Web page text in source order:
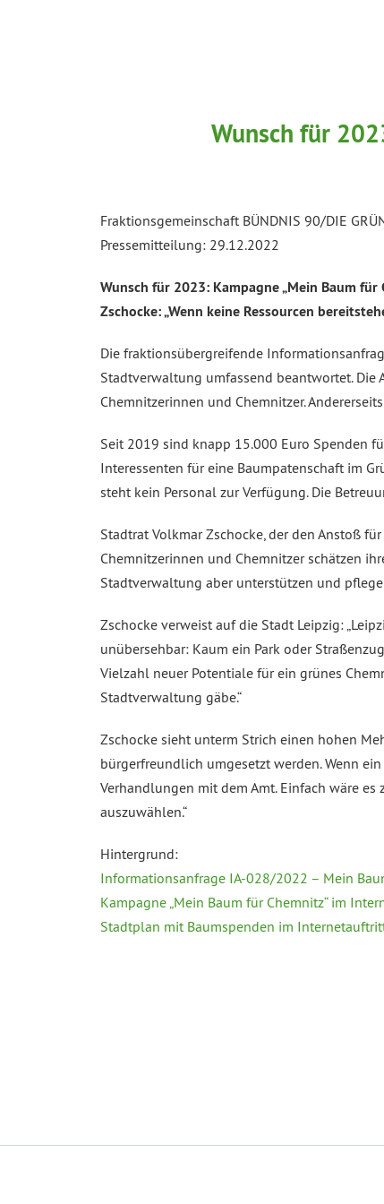
Wunsch für
Fraktionsgemeinschaft BÜNDNIS 90/DIE
Pressemitteilung: 29.12.2022
Wunsch für 2023: Kampagne „Mein Baum für
Zschocke: „Wenn keine Ressourcen
Die fraktionsübergreifende
Stadtverwaltung umfassend beantwortet.
Chemnitzerinnen und Chemnitzer.
Seit 2019 sind knapp 15.000 Euro Spenden
Interessenten für eine Baumpatenschaft im
steht kein Personal zur Verfügung. Die
Stadtrat Volkmar Zschocke, der den Anstoß
Chemnitzerinnen und Chemnitzer schätzen
Stadtverwaltung aber unterstützen und
Zschocke verweist auf die Stadt Leipzig:
unübersehbar: Kaum ein Park oder
Vielzahl neuer Potentiale für ein grünes
Stadtverwaltung gäbe.“
Zschocke sieht unterm Strich einen hohen
bürgerfreundlich umgesetzt werden. Wenn
Verhandlungen mit dem Amt. Einfach wäre
auszuwählen.“
Hintergrund:
Informationsanfrage IA-028/2022 – Mein
Kampagne „Mein Baum für Chemnitz“ im
Stadtplan mit Baumspenden im